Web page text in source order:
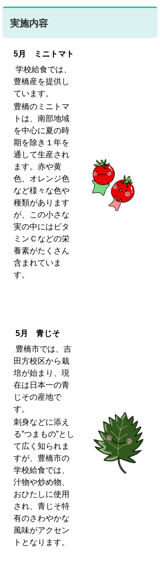
実施内容
5月 ミニトマト
学校給食では、
豊橋産を提供し
ています。
豊橋のミニトマ
トは、南部地域
を中心に夏の時
期を除き１年を
通して生産され
ます。赤や黄
色、オレンジ色
など様々な色や
種類があります
が、この小さな
実の中にはビタ
ミンＣなどの栄
養素がたくさん
含まれていま
す。
5月 青じそ
豊橋市では、吉
田方校区から栽
培が始まり、現
在は日本一の青
じその産地で
す。
刺身などに添え
る”つまもの”とし
て広く知られま
すが、豊橋市の
学校給食では、
汁物や炒め物、
おひたしに使用
され、青じそ特
有のさわやかな
風味がアクセン
トとなります。